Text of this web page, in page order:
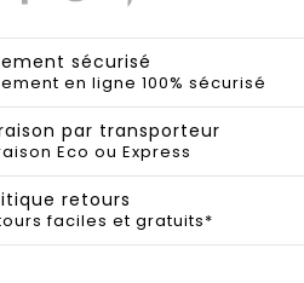
sécurisé
en ligne 100% sécurisé
par transporteur
Eco ou Express
retours
faciles et gratuits*